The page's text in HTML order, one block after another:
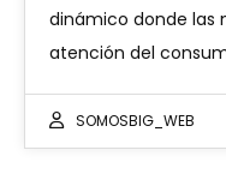
dinámico donde las
atención del
SOMOSBIG_WEB